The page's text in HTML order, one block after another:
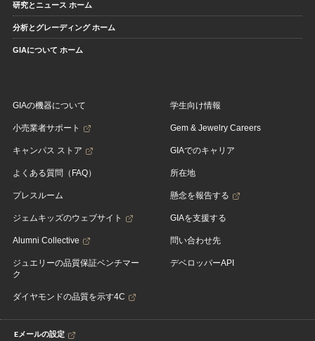
研究とニュース ホーム
分析とグレーディング ホーム
GIAについて ホーム
GIAの機器について
小売業者サポート
キャンパス ストア
よくある質問（FAQ）
プレスルーム
ジェムキッズのウェブサイト
Alumni Collective
ジュエリーの品質保証ベンチマー
ク
ダイヤモンドの品質を示す4C
学生向け情報
Gem & Jewelry Careers
GIAでのキャリア
所在地
懸念を報告する
GIAを支援する
問い合わせ先
デベロッパーAPI
Eメールの設定